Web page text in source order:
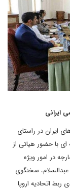
ایرانی
ایران در راستای
با حضور هیاتی از
در امور ویژه
سخنگوی
ربط اتحادیه اروپا